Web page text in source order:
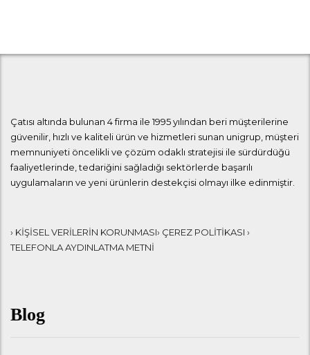
Çatısı altında bulunan 4 firma ile 1995 yılından beri müşterilerine
güvenilir, hızlı ve kaliteli ürün ve hizmetleri sunan unigrup, müşteri
memnuniyeti öncelikli ve çözüm odaklı stratejisi ile sürdürdüğü
faaliyetlerinde, tedariğini sağladığı sektörlerde başarılı
uygulamaların ve yeni ürünlerin destekçisi olmayı ilke edinmiştir.
› KİŞİSEL VERİLERİN KORUNMASI› ÇEREZ POLİTİKASI ›
TELEFONLA AYDINLATMA METNİ
Blog